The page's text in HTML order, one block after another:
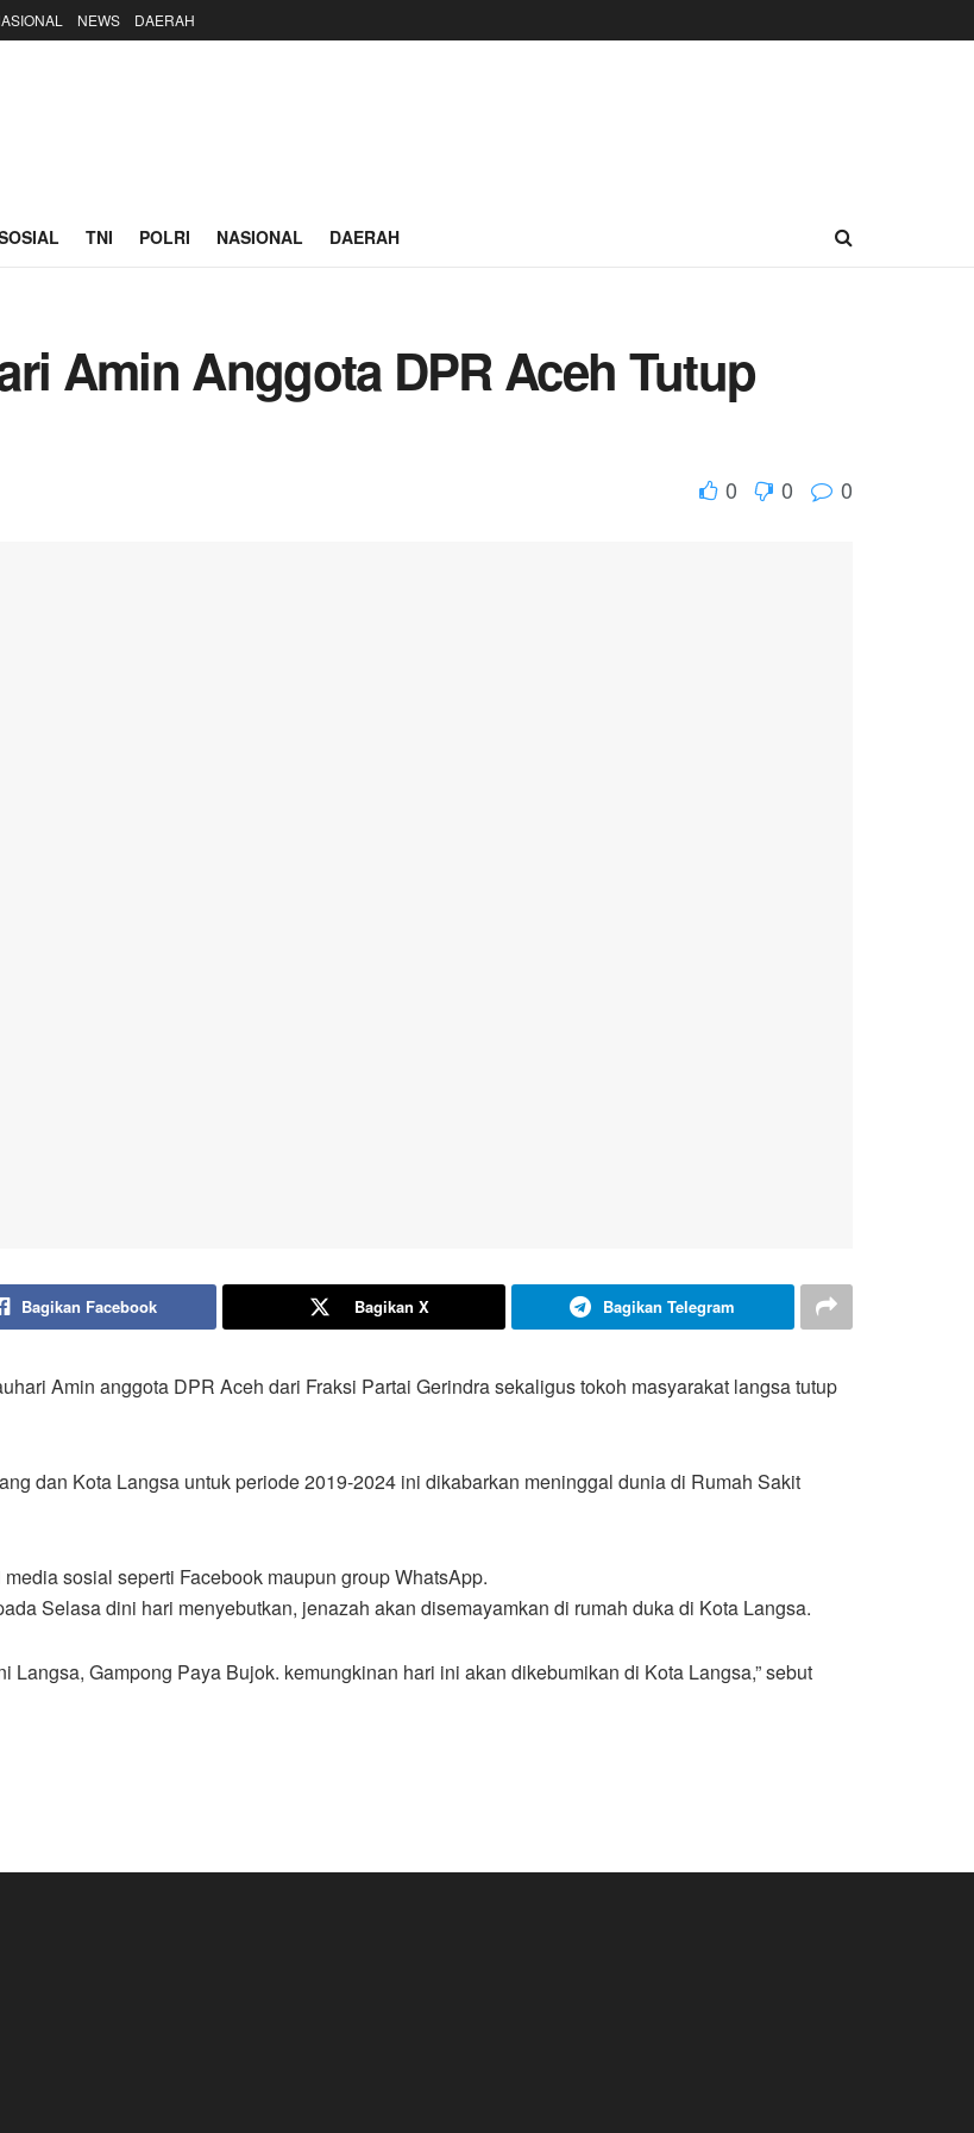
NEWS DAERAH
TNI POLRI NASIONAL DAERAH
Amin Anggota DPR Aceh Tutup
0 0 0
Bagikan Facebook Bagikan X Bagikan Telegram
Amin anggota DPR Aceh dari Fraksi Partai Gerindra sekaligus tokoh masyarakat langsa tutup
dan Kota Langsa untuk periode 2019-2024 ini dikabarkan meninggal dunia di Rumah Sakit
sosial seperti Facebook maupun group WhatsApp.
Selasa dini hari menyebutkan, jenazah akan disemayamkan di rumah duka di Kota Langsa.
Gampong Paya Bujok. kemungkinan hari ini akan dikebumikan di Kota Langsa,” sebut